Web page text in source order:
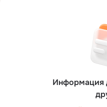
Информация